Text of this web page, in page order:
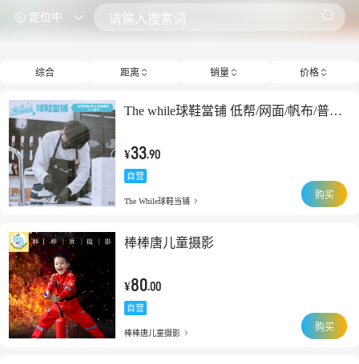
定位中... 请输入搜索词
综合 距离 销量 价格
The while球鞋當铺 低帮/网面/帆布/普通跑鞋手工精洗
¥33.90
自营
The While球鞋当铺
购买
棒棒唐儿童摄影
¥80.00
自营
棒棒唐儿童摄影
购买